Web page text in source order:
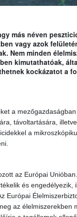
más néven
vagy azok
Nem minden
kimutathatóak,
kockázatot a
a
távoltartására,
a
az Európai
és engedélyezik,
Európai
az élelmiszerekben